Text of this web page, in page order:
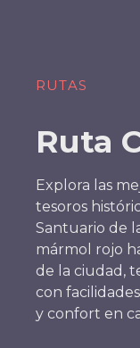
RUTAS
Ruta
Explora las
tesoros
Santuario de
mármol rojo
de la ciudad,
con
y confort en